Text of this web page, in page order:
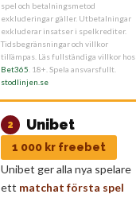
spel och betalningsmetod
exkluderingar gäller. Utbetalningar
exkluderar insatser i spelkrediter.
Tidsbegränsningar och villkor
tillämpas. Läs fullständiga villkor hos
Bet365 . 18+. Spela ansvarsfullt.
stodlinjen.se
2 Unibet
1 000 kr freebet
Unibet ger alla nya spelare
ett matchat första spel